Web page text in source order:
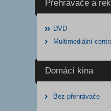
Přehrávače a
DVD
Multimediální
Domácí kina
Bez přehrávače